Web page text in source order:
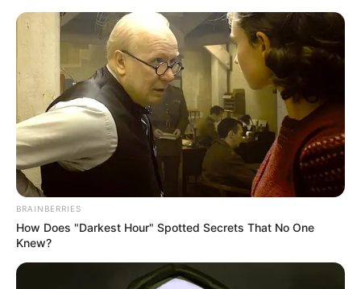
INSPIRASI
STYLE
FILM &
SERIES
NGAKAK
QUOTES
HYPE
MORE
BRAINBERRIES
How Does "Darkest Hour" Spotted Secrets That No One
Knew?